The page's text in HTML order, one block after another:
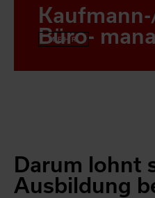
Büro-
MEHR
Darum lohnt
Ausbildung